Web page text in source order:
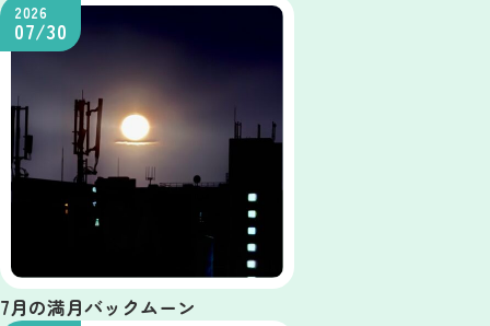
7月の満月バックムーン
2026
07/30